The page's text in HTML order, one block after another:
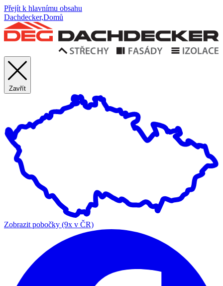
Přejít k hlavnímu obsahu
Dachdecker,Domů
Zavřít
Zobrazit pobočky (9x v ČR)